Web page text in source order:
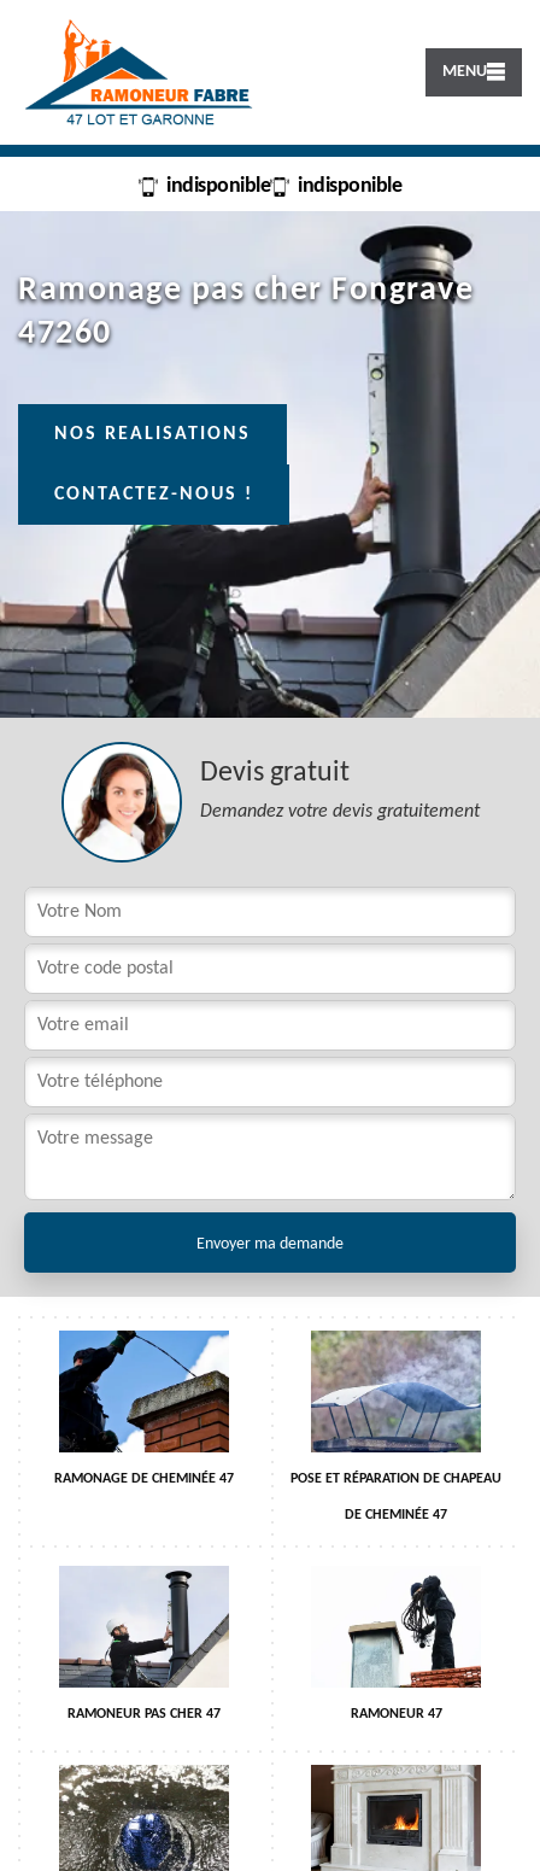
MENU
indisponible indisponible
Ramonage pas cher Fongrave
47260
NOS REALISATIONS
CONTACTEZ-NOUS !
Devis gratuit
Demandez votre devis gratuitement
RAMONAGE DE CHEMINÉE 47 POSE ET RÉPARATION DE CHAPEAU
DE CHEMINÉE 47
RAMONEUR PAS CHER 47 RAMONEUR 47